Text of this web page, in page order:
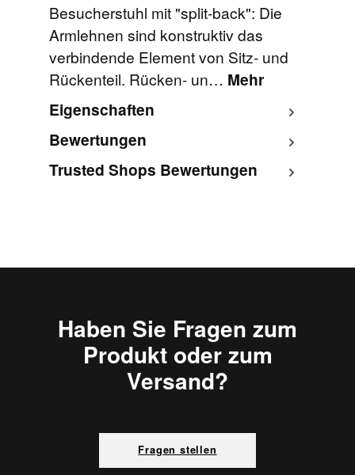
Besucherstuhl mit "split-back": Die
Armlehnen sind konstruktiv das
verbindende Element von Sitz- und
Rückenteil. Rücken- un… Mehr
Eigenschaften
Bewertungen
Trusted Shops Bewertungen
Haben Sie Fragen zum
Produkt oder zum
Versand?
Fragen stellen